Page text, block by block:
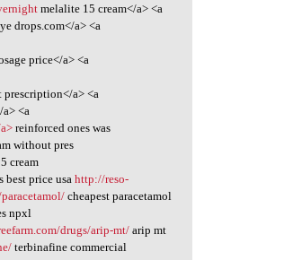
melalite 15 cream</a> <a
drops.com</a> <a
price</a> <a
prescription</a> <a
<a
reinforced ones was
without pres
cream
best price usahttp://reso-
cheapest paracetamol
npxl
drugs/arip-mt/ arip mt
terbinafine commercial